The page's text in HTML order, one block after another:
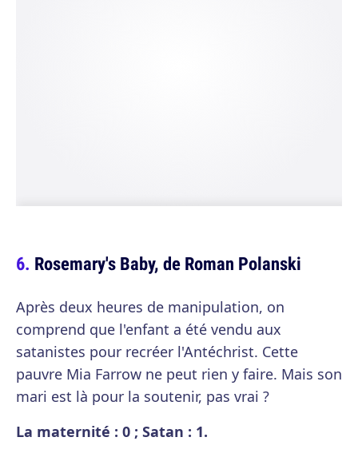
Rosemary's Baby, de Roman Polanski
Après deux heures de manipulation, on
comprend que l'enfant a été vendu aux
satanistes pour recréer l'Antéchrist. Cette
pauvre Mia Farrow ne peut rien y faire. Mais son
mari est là pour la soutenir, pas vrai ?
La maternité : 0 ; Satan : 1.